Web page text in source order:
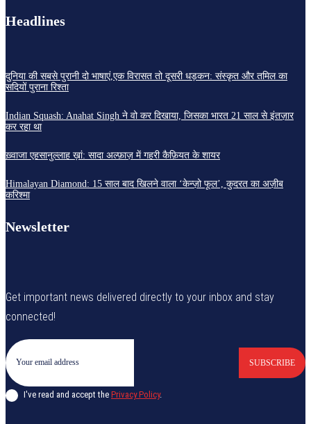
Headlines
दुनिया की सबसे पुरानी दो भाषाएं,एक विरासत तो दूसरी धड़कन: संस्कृत और तमिल का
सदियों पुराना रिश्ता
Indian Squash: Anahat Singh ने वो कर दिखाया, जिसका भारत 21 साल से इंतज़ार
कर रहा था
ख़्वाजा एहसानुल्लाह ख़ां: सादा अल्फ़ाज़ में गहरी कैफ़ियत के शायर
Himalayan Diamond: 15 साल बाद खिलने वाला ‘केन्ज़ो फूल’, कुदरत का अज़ीब
करिश्मा
Newsletter
Get important news delivered directly to your inbox and stay
connected!
SUBSCRIBE
I've read and accept the Privacy Policy.